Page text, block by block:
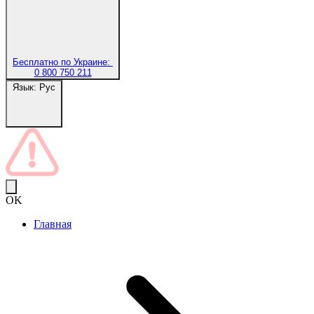
Бесплатно по Украине:
0 800 750 211
Язык: Рус
OK
Главная